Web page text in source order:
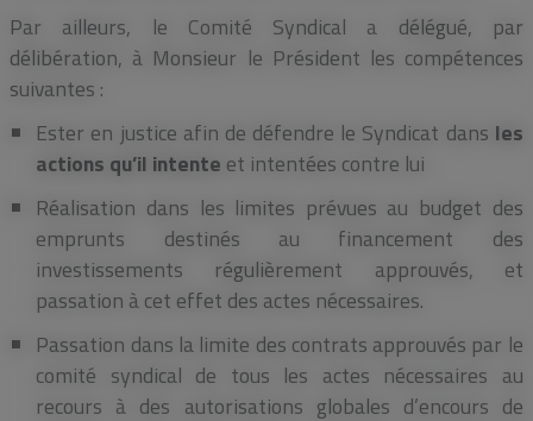
Par ailleurs, le Comité Syndical a délégué, par
délibération, à Monsieur le Président les compétences
suivantes :
Ester en justice afin de défendre le Syndicat dans les
actions qu’il intente et intentées contre lui
Réalisation dans les limites prévues au budget des
emprunts destinés au financement des
investissements régulièrement approuvés, et
passation à cet effet des actes nécessaires.
Passation dans la limite des contrats approuvés par le
comité syndical de tous les actes nécessaires au
recours à des autorisations globales d’encours de